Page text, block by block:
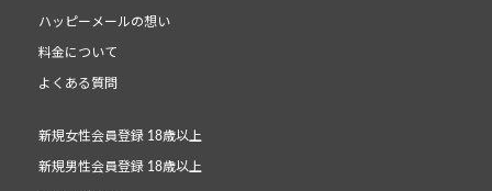
ハッピーメールの想い
料金について
よくある質問
新規女性会員登録 18歳以上
新規男性会員登録 18歳以上